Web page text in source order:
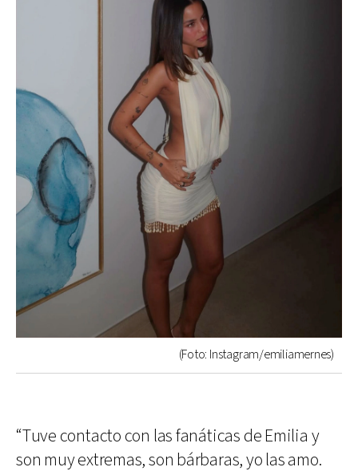
(Foto: Instagram/emiliamernes)
“Tuve contacto con las fanáticas de Emilia y
son muy extremas, son bárbaras, yo las amo.